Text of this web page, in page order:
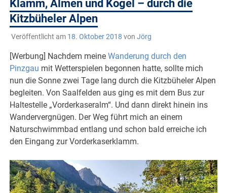
Klamm, Almen und Kogel – durch die
Kitzbüheler Alpen
Veröffentlicht am 18. Oktober 2018 von Jörg
[Werbung] Nachdem meineWanderung durch den
Pinzgau mit Wetterspielen begonnen hatte, sollte mich
nun die Sonne zwei Tage lang durch die Kitzbüheler Alpen
begleiten. Von Saalfelden aus ging es mit dem Bus zur
Haltestelle „Vorderkaseralm“. Und dann direkt hinein ins
Wandervergnügen. Der Weg führt mich an einem
Naturschwimmbad entlang und schon bald erreiche ich
den Eingang zur Vorderkaserklamm.